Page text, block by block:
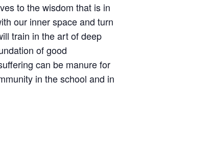
to the wisdom that is in
our inner space and turn
train in the art of deep
of good
can be manure for
in the school and in